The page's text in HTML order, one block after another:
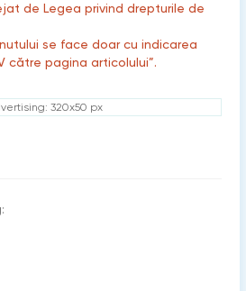
de Legea privind drepturile de
se face doar cu indicarea
către pagina articolului”.
320x50 px